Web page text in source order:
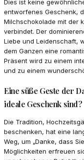
Dies ist keine
entworfenes Geschenk,
Milchschokolade mit der
verbindet. Der
Liebe und Leidenschaft,
dem Ganzen eine
Präsent wird zu einem
und zu einem
Eine süße Geste der
ideale Geschenk sind?
Die Tradition,
beschenken, hat eine
Weg, um „Danke, dass
Möglichkeiten erfreuen